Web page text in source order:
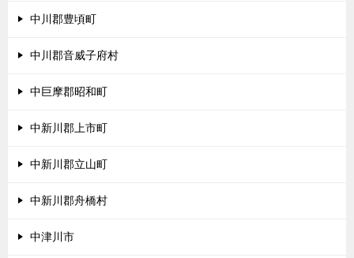
中川郡豊頃町
中川郡音威子府村
中巨摩郡昭和町
中新川郡上市町
中新川郡立山町
中新川郡舟橋村
中津川市